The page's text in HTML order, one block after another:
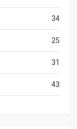
34
25
31
43